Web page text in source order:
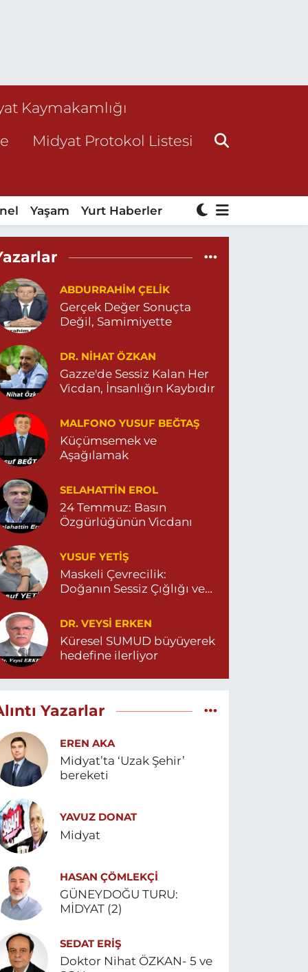
Kaymakamlığı
Midyat Protokol Listesi
Yaşam Yurt Haberler
ABDURRAHIM ÇELİK
Gerçek Değer Sonuçta
Değil, Samimiyette
DR. NIHAT ÖZKAN
Gazze'de Sessiz Kalan Her
Vicdan, İnsanlığın Kaybıdır
MALFONO YUSUF BEĞTAŞ
Küçümsemek ve
Aşağılamak
SELAHATTIN EROL
24 Temmuz: Basın
Özgürlüğünün Vicdanı
YUSUF YETİŞ
Maskeli Çevrecilik:
Doğanın Sessiz Çığlığı ve
DR. VEYSI ERKEN
Küresel SUMUD büyüyerek
hedefine ilerliyor
Yazarlar
EREN AKA
Midyat’ta ‘Uzak Şehir’
bereketi
YAVUZ DONAT
Midyat
HASAN ÇÖMLEKÇİ
GÜNEYDOĞU TURU:
MİDYAT (2)
SEDAT ERİŞ
Doktor Nihat ÖZKAN- 5 ve